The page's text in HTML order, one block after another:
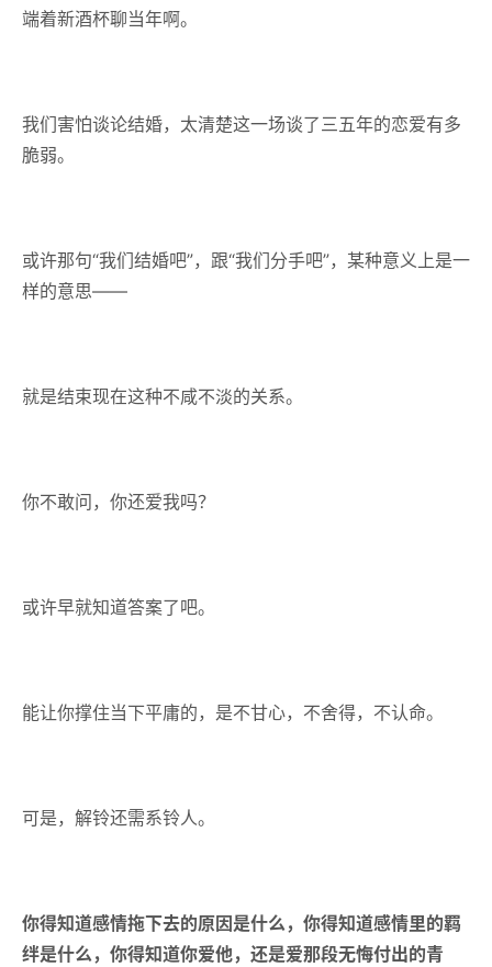
端着新酒杯聊当年啊。
我们害怕谈论结婚，太清楚这一场谈了三五年的恋爱有多
脆弱。
或许那句“我们结婚吧”，跟“我们分手吧”，某种意义上是一
样的意思——
就是结束现在这种不咸不淡的关系。
你不敢问，你还爱我吗？
或许早就知道答案了吧。
能让你撑住当下平庸的，是不甘心，不舍得，不认命。
可是，解铃还需系铃人。
你得知道感情拖下去的原因是什么，你得知道感情里的羁
绊是什么，你得知道你爱他，还是爱那段无悔付出的青